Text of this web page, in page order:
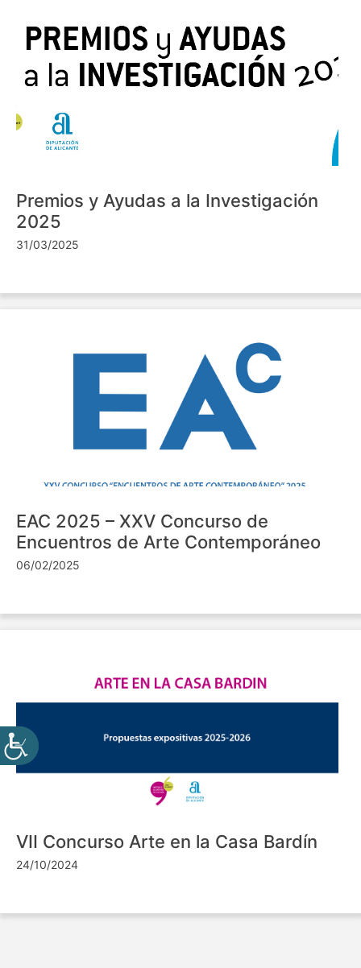
Premios y Ayudas a la Investigación
2025
31/03/2025
EAC 2025 – XXV Concurso de
Encuentros de Arte Contemporáneo
06/02/2025
VII Concurso Arte en la Casa Bardín
24/10/2024